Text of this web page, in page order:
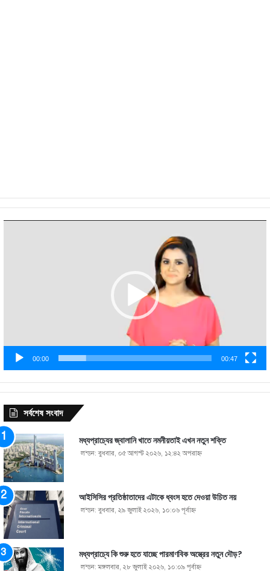
00:00 00:47
সর্বশেষ সংবাদ
মধ্যপ্রাচ্যের জ্বালানি খাতে নমনীয়তাই এখন নতুন শক্তি
লন্ডন: বুধবার, ০৫ আগস্ট ২০২৬, ১২:৪২ অপরাহ্ণ
আইসিসির প্রতিষ্ঠাতাদের এটাকে ধ্বংস হতে দেওয়া উচিত নয়
লন্ডন: বুধবার, ২৯ জুলাই ২০২৬, ১০:০৬ পূর্বাহ্ণ
মধ্যপ্রাচ্যে কি শুরু হতে যাচ্ছে পারমাণবিক অস্ত্রের নতুন দৌড়?
লন্ডন: মঙ্গলবার, ২৮ জুলাই ২০২৬, ১০:০৯ পূর্বাহ্ণ